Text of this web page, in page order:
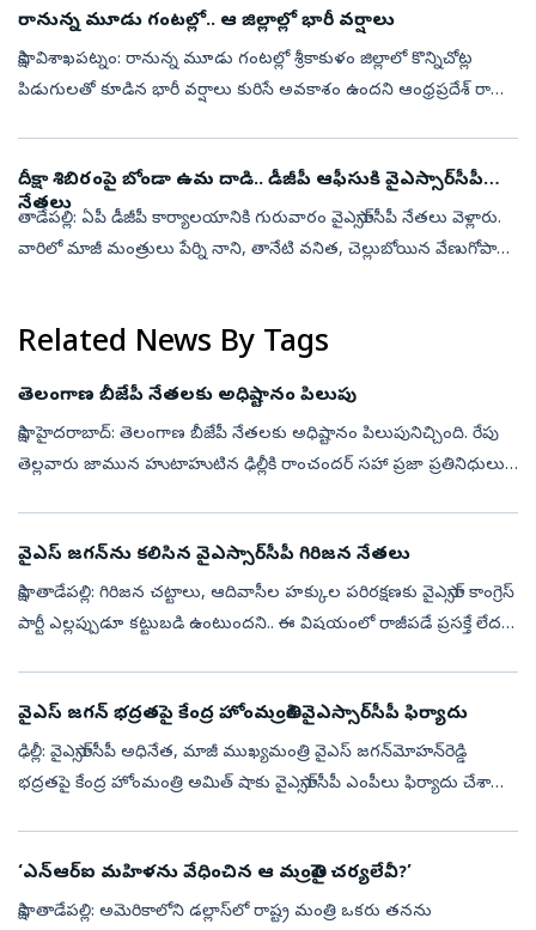
రానున్న మూడు గంటల్లో.. ఆ జిల్లాల్లో భారీ వర్షాలు
సాక్షి, విశాఖపట్నం: రానున్న మూడు గంటల్లో శ్రీకాకుళం జిల్లాలో కొన్నిచోట్ల
పిడుగులతో కూడిన భారీ వర్షాలు కురిసే అవకాశం ఉందని ఆంధ్రప్రదేశ్ రాష్ట్ర
దీక్షా‌ శిబిరంపై బోండా ఉమ దాడి.. డీజీపీ ఆఫీసుకి వైఎస్సార్‌సీపీ
నేతలు
తాడేపల్లి: ఏపీ డీజీపీ కార్యాలయానికి గురువారం వైఎస్సార్‌సీపీ నేతలు వెళ్లారు.
వారిలో మాజీ మంత్రులు పేర్ని నాని, తానేటి వనిత, చెల్లుబోయిన వేణుగోపాల
Related News By Tags
తెలంగాణ బీజేపీ నేతలకు అధిష్టానం పిలుపు
సాక్షి, హైదరాబాద్‌: తెలంగాణ బీజేపీ నేతలకు అధిష్టానం పిలుపునిచ్చింది. రేపు
తెల్లవారు జామున హుటాహుటిన ఢిల్లీకి రాంచందర్ సహా ప్రజా ప్రతినిధులు
వైఎస్ జగన్‌ను కలిసిన వైఎస్సార్‌సీపీ గిరిజన నేతలు
సాక్షి, తాడేపల్లి: గిరిజన చట్టాలు, ఆదివాసీల హక్కుల పరిరక్షణకు వైఎస్సార్‌ కాంగ్రెస్‌
పార్టీ ఎల్లప్పుడూ కట్టుబడి ఉంటుందని.. ఈ విషయంలో రాజీపడే ప్రసక్తే లేదని
వైఎస్‌ జగన్‌ భద్రతపై కేంద్ర హోంమంత్రికి వైఎస్సార్‌సీపీ ఫిర్యాదు
ఢిల్లీ: వైఎస్సార్‌సీపీ అధినేత, మాజీ ముఖ్యమంత్రి వైఎస్‌ జగన్‌మోహన్‌రెడ్డి
భద్రతపై కేంద్ర హోంమంత్రి అమిత్‌ షాకు వైఎస్సార్‌సీపీ ఎంపీలు ఫిర్యాదు చేశారు.
‘ఎన్ఆర్ఐ మహిళను వేధించిన ఆ మంత్రిపై చర్యలేవీ?’
సాక్షి, తాడేపల్లి: అమెరికాలోని డల్లాస్‌లో రాష్ట్ర మంత్రి ఒకరు తనను